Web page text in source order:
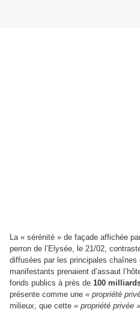
La « sérénité » de façade affichée
perron de l’Elysée, le 21/02,
diffusées par les principales
manifestants prenaient d’assaut
fonds publics à près de 100
présente comme une « propriété
milieux, que cette « propriété privée »